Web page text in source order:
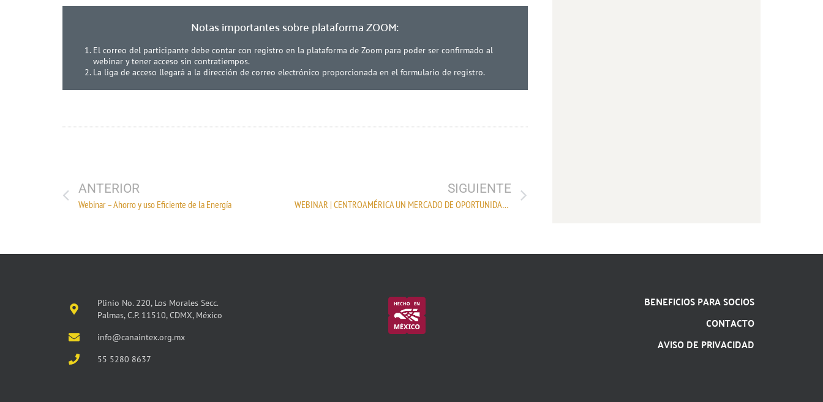
Notas importantes sobre plataforma ZOOM:
El correo del participante debe contar con registro en la plataforma de Zoom para poder ser confirmado al
webinar y tener acceso sin contratiempos.
La liga de acceso llegará a la dirección de correo electrónico proporcionada en el formulario de registro.
ANTERIOR
Webinar – Ahorro y uso Eficiente de la Energía
SIGUIENTE
WEBINAR | CENTROAMÉRICA UN MERCADO DE OPORTUNIDADES PARA LA INDUSTRIA TEXTIL
Plinio No. 220, Los Morales Secc.
Palmas, C.P. 11510, CDMX, México
info@canaintex.org.mx
55 5280 8637
BENEFICIOS PARA SOCIOS
CONTACTO
AVISO DE PRIVACIDAD